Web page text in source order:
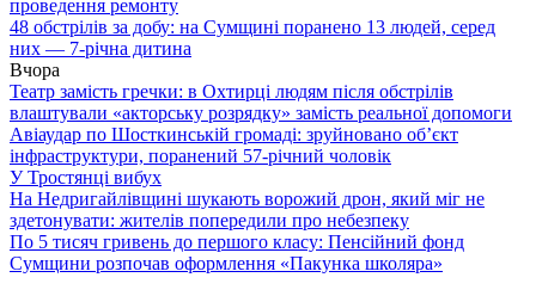
проведення ремонту
48 обстрілів за добу: на Сумщині поранено 13 людей, серед
них — 7-річна дитина
Вчора
Театр замість гречки: в Охтирці людям після обстрілів
влаштували «акторську розрядку» замість реальної допомоги
Авіаудар по Шосткинській громаді: зруйновано об’єкт
інфраструктури, поранений 57-річний чоловік
У Тростянці вибух
На Недригайлівщині шукають ворожий дрон, який міг не
здетонувати: жителів попередили про небезпеку
По 5 тисяч гривень до першого класу: Пенсійний фонд
Сумщини розпочав оформлення «Пакунка школяра»